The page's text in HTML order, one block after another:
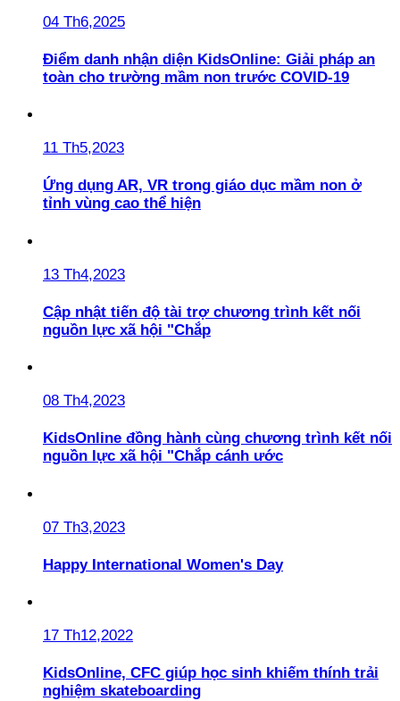
04 Th6,2025
Điểm danh nhận diện KidsOnline: Giải pháp an
toàn cho trường mầm non trước COVID-19
11 Th5,2023
Ứng dụng AR, VR trong giáo dục mầm non ở
tỉnh vùng cao thể hiện
13 Th4,2023
Cập nhật tiến độ tài trợ chương trình kết nối
nguồn lực xã hội "Chắp
08 Th4,2023
KidsOnline đồng hành cùng chương trình kết nối
nguồn lực xã hội "Chắp cánh ước
07 Th3,2023
Happy International Women's Day
17 Th12,2022
KidsOnline, CFC giúp học sinh khiếm thính trải
nghiệm skateboarding